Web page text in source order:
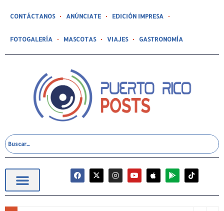
CONTÁCTANOS ANÚNCIATE EDICIÓN IMPRESA
FOTOGALERÍA MASCOTAS VIAJES GASTRONOMÍA